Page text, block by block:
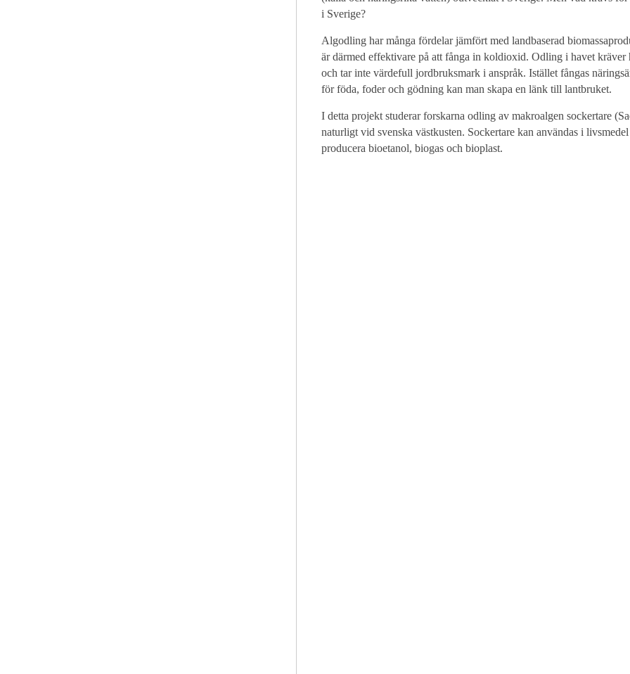
i Sverige?
Algodling har många fördelar jämfört med landbaserad
är därmed effektivare på att fånga in koldioxid. Odling i havet
och tar inte värdefull jordbruksmark i anspråk. Istället fångas
för föda, foder och gödning kan man skapa en länk till lantbruket.
I detta projekt studerar forskarna odling av makroalgen sockertare
naturligt vid svenska västkusten. Sockertare kan användas i
producera bioetanol, biogas och bioplast.